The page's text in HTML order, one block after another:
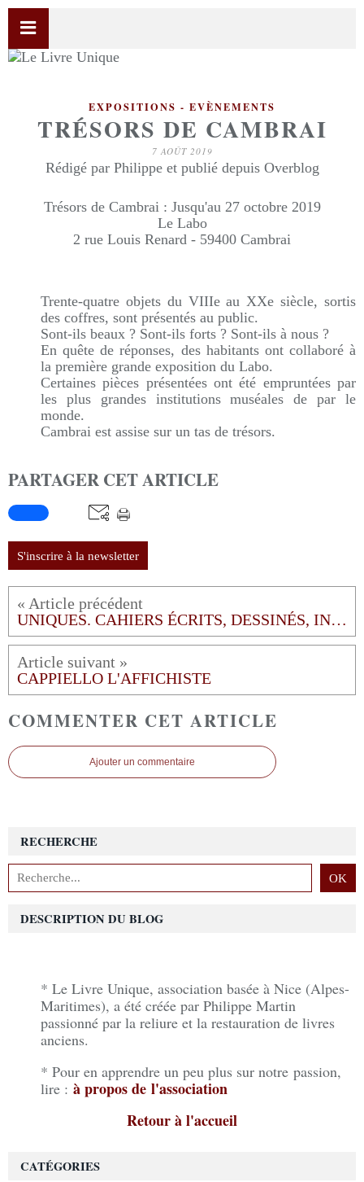
EXPOSITIONS - EVÈNEMENTS
TRÉSORS DE CAMBRAI
7 AOÛT 2019
Rédigé par Philippe et publié depuis Overblog
Trésors de Cambrai : Jusqu'au 27 octobre 2019
Le Labo
2 rue Louis Renard - 59400 Cambrai
Trente-quatre objets du VIIIe au XXe siècle, sortis
des coffres, sont présentés au public.
Sont-ils beaux ? Sont-ils forts ? Sont-ils à nous ?
En quête de réponses, des habitants ont collaboré à
la première grande exposition du Labo.
Certaines pièces présentées ont été empruntées par
les plus grandes institutions muséales de par le
monde.
Cambrai est assise sur un tas de trésors.
PARTAGER CET ARTICLE
S'inscrire à la newsletter
UNIQUES. CAHIERS ÉCRITS, DESSINÉS, INIMPRIMÉS
CAPPIELLO L'AFFICHISTE
COMMENTER CET ARTICLE
Ajouter un commentaire
RECHERCHE
CATÉGORIES
DESCRIPTION DU BLOG
* Le Livre Unique, association basée à Nice (Alpes-
Maritimes), a été créée par Philippe Martin
passionné par la reliure et la restauration de livres
anciens.
* Pour en apprendre un peu plus sur notre passion,
lire : à propos de l'association
Retour à l'accueil